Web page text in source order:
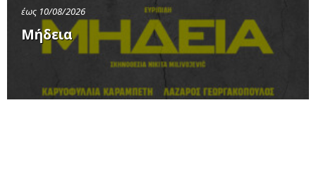
έως 10/08/2026
Μήδεια